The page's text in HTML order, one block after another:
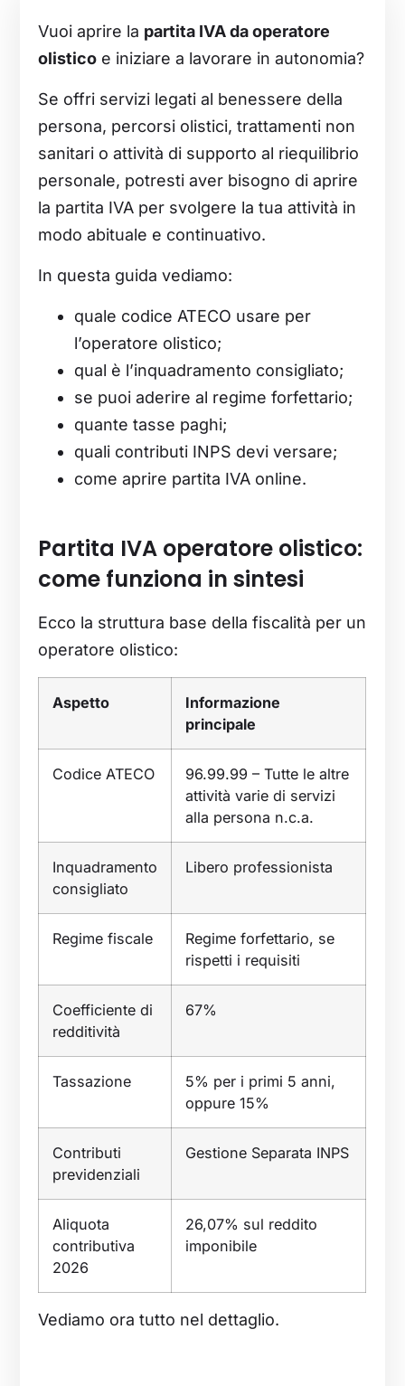
Vuoi aprire la partita IVA da operatore
olistico e iniziare a lavorare in autonomia?
Se offri servizi legati al benessere della
persona, percorsi olistici, trattamenti non
sanitari o attività di supporto al riequilibrio
personale, potresti aver bisogno di aprire
la partita IVA per svolgere la tua attività in
modo abituale e continuativo.
In questa guida vediamo:
quale codice ATECO usare per
l’operatore olistico;
qual è l’inquadramento consigliato;
se puoi aderire al regime forfettario;
quante tasse paghi;
quali contributi INPS devi versare;
come aprire partita IVA online.
Partita IVA operatore olistico:
come funziona in sintesi
Ecco la struttura base della fiscalità per un
operatore olistico:
Aspetto
Informazione
principale
Codice ATECO
96.99.99 – Tutte le altre
attività varie di servizi
alla persona n.c.a.
Inquadramento
consigliato
Libero professionista
Regime fiscale
Regime forfettario, se
rispetti i requisiti
Coefficiente di
redditività
67%
Tassazione
5% per i primi 5 anni,
oppure 15%
Contributi
previdenziali
Gestione Separata INPS
Aliquota
contributiva
2026
26,07% sul reddito
imponibile
Vediamo ora tutto nel dettaglio.